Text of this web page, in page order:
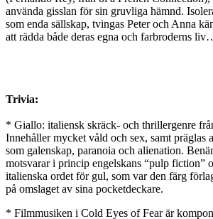
använda gisslan för sin gruvliga hämnd.
som enda sällskap, tvingas Peter och Anna
att rädda både deras egna och farbroderns
Trivia:
* Giallo: italiensk skräck- och thrillergenre
Innehåller mycket våld och sex, samt präglas
som galenskap, paranoia och alienation.
motsvarar i princip engelskans “pulp fiction”
italienska ordet för gul, som var den färg
på omslaget av sina pocketdeckare.
* Filmmusiken i Cold Eyes of Fear är